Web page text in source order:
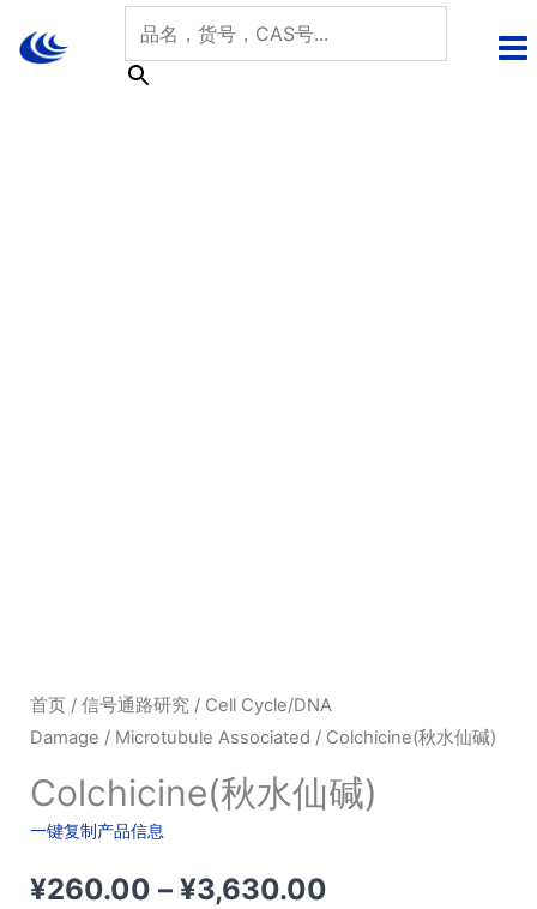
首页/ 信号通路研究/ Cell Cycle/DNA
Damage / Microtubule Associated / Colchicine(秋水仙碱)
Colchicine(秋水仙碱)
一键复制产品信息
¥260.00 – ¥3,630.00价